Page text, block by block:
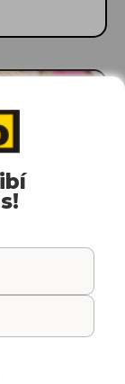
ahorrar y
de compras
rinda más.